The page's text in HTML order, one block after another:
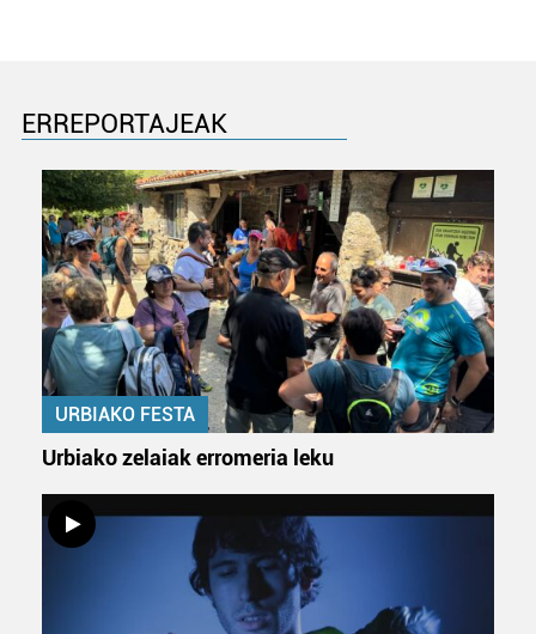
ERREPORTAJEAK
URBIAKO FESTA
Urbiako zelaiak erromeria leku